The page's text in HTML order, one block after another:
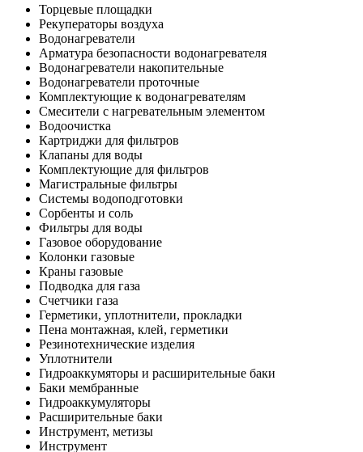
Торцевые площадки
Рекуператоры воздуха
Водонагреватели
Арматура безопасности водонагревателя
Водонагреватели накопительные
Водонагреватели проточные
Комплектующие к водонагревателям
Смесители с нагревательным элементом
Водоочистка
Картриджи для фильтров
Клапаны для воды
Комплектующие для фильтров
Магистральные фильтры
Системы водоподготовки
Сорбенты и соль
Фильтры для воды
Газовое оборудование
Колонки газовые
Краны газовые
Подводка для газа
Счетчики газа
Герметики, уплотнители, прокладки
Пена монтажная, клей, герметики
Резинотехнические изделия
Уплотнители
Гидроаккумяторы и расширительные баки
Баки мембранные
Гидроаккумуляторы
Расширительные баки
Инструмент, метизы
Инструмент